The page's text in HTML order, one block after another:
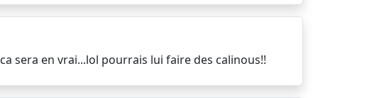
sera en vrai...lol pourrais lui faire des calinous!!